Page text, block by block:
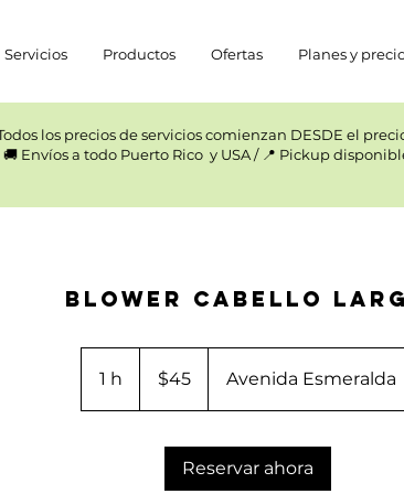
los precios de servicios comienzan DESDE el
🚚 Envíos a todo Puerto Rico y USA / 📍 Pickup
Servicios Productos Ofertas Planes y
Blower Cabello
1 h
dollars$45 Avenida Esmeralda
Reservar ahora